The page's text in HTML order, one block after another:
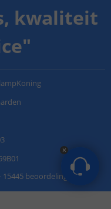
kwaliteit
"
15445 beoordelingen